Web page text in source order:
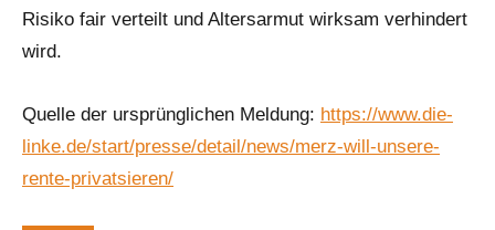
Risiko fair verteilt und Altersarmut wirksam verhindert
wird.
Quelle der ursprünglichen Meldung: https://www.die-
linke.de/start/presse/detail/news/merz-will-unsere-
rente-privatsieren/